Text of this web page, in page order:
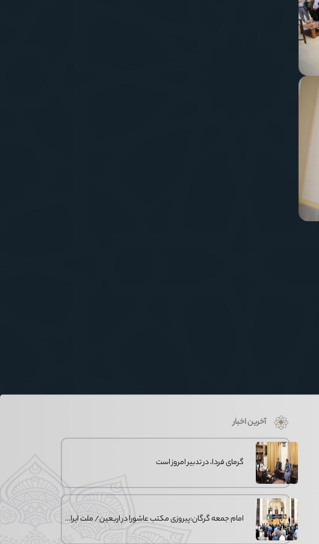
آخرین اخبار
گرمای فردا، در تدبیر امروز است
امام جمعه گرگان:پیروزی مکتب عاشورا در اربعین/ ملت ایران در برابر استکبار